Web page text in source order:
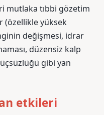
mutlaka tıbbi gözetim
(özellikle yüksek
değişmesi, idrar
düzensiz kalp
gibi yan
etkileri